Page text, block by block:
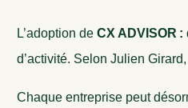
L’adoption de CX ADVISOR
d’activité. Selon Julien
Chaque entreprise peut